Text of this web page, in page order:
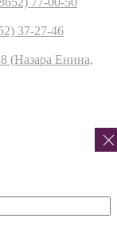
37-27-46
(Назара Енина,